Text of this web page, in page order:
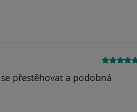
přestěhovat a podobná